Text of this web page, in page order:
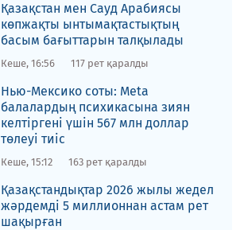
Қазақстан мен Сауд Арабиясы
көпжақты ынтымақтастықтың
басым бағыттарын талқылады
Кеше, 16:56 117 рет қаралды
Нью-Мексико соты​: Meta
балалардың психикасына зиян
келтіргені үшін 567 млн доллар
төлеуі тиіс
Кеше, 15:12 163 рет қаралды
Қазақстандықтар 2026 жылы жедел
жәрдемді 5 миллионнан астам рет
шақырған